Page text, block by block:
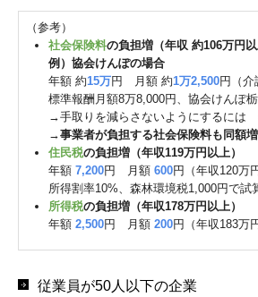
（参考）
社会保険料の負担増（年収 約106万円以
例）協会けんぽの場合
年額 約15万円 月額 約1万2,500円（介
標準報酬月額8万8,000円、協会けんぽ栃
→手取りを減らさないようにするには
→事業者が負担する社会保険料も同額増
住民税の負担増（年収119万円以上）
年額 7,200円 月額 600円（年収120万
所得割率10%、森林環境税1,000円で試
所得税の負担増（年収178万円以上）
年額 2,500円 月額 200円（年収183万
従業員が50人以下の企業